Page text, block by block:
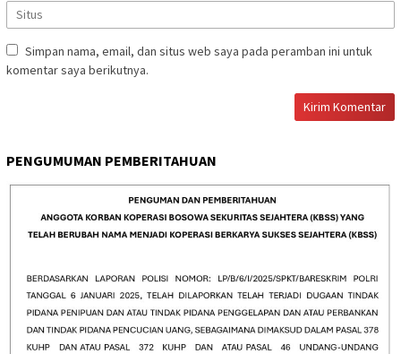
Simpan nama, email, dan situs web saya pada peramban ini untuk
komentar saya berikutnya.
PENGUMUMAN PEMBERITAHUAN